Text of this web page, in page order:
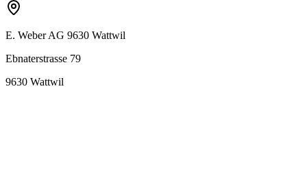
E. Weber AG 9630 Wattwil
Ebnaterstrasse 79
9630 Wattwil